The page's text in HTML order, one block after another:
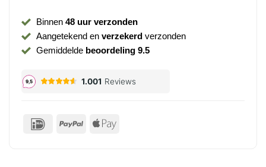
Binnen 48 uur verzonden
Aangetekend en verzekerdverzonden
Gemiddelde beoordeling 9.5
IDeal PayPal Apple